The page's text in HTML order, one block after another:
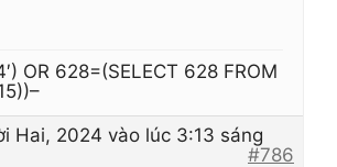
OR 628=(SELECT 628 FROM
Hai, 2024 vào lúc 3:13 sáng
#786